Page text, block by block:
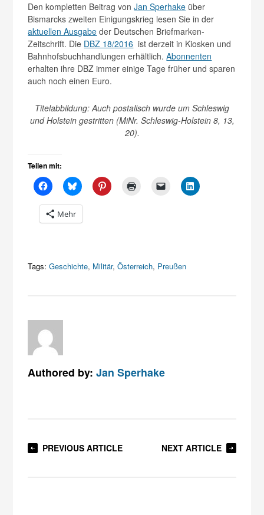
Den kompletten Beitrag vonJan Sperhake über
Bismarcks zweiten Einigungskrieg lesen Sie in der
aktuellen Ausgabe der Deutschen Briefmarken-
Zeitschrift. Die DBZ 18/2016 ist derzeit in Kiosken und
Bahnhofsbuchhandlungen erhältlich.Abonnenten
erhalten ihre DBZ immer einige Tage früher und sparen
auch noch einen Euro.
Titelabbildung: Auch postalisch wurde um Schleswig
und Holstein gestritten (MiNr. Schleswig-Holstein 8, 13,
20).
Teilen mit:
Mehr
Tags: Geschichte, Militär,Österreich, Preußen
Authored by:Jan Sperhake
PREVIOUS ARTICLE NEXT ARTICLE